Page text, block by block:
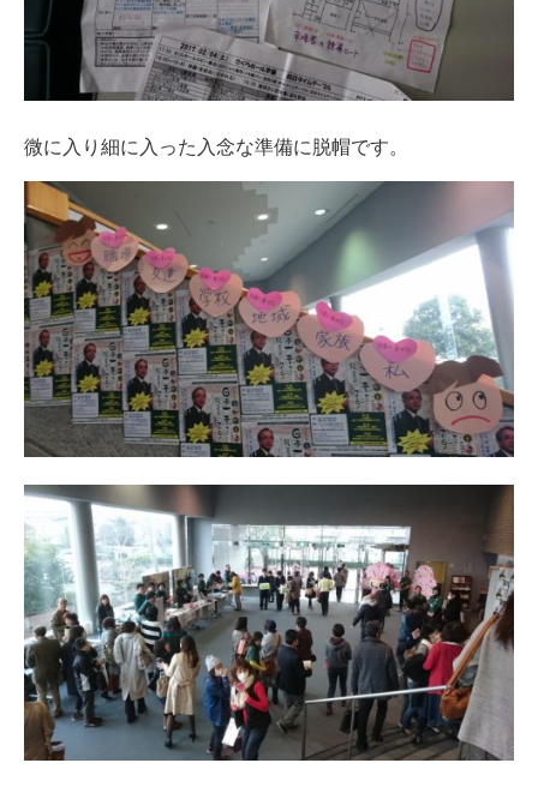
微に入り細に入った入念な準備に脱帽です。